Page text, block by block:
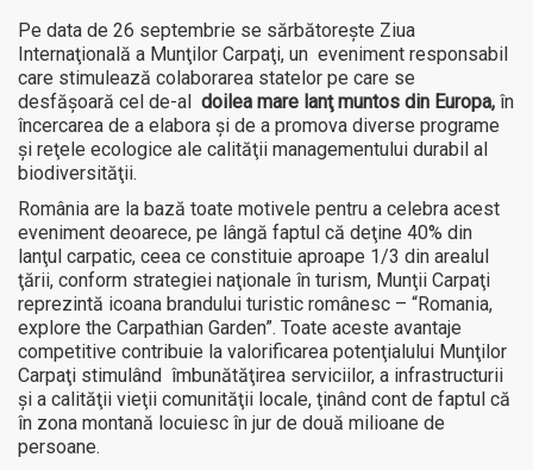
Pe data de 26 septembrie se sărbătoreşte Ziua
Internaţională a Munţilor Carpaţi, un eveniment responsabil
care stimulează colaborarea statelor pe care se
desfăşoară cel de-al doilea mare lanţ muntos din Europa, în
încercarea de a elabora şi de a promova diverse programe
şi reţele ecologice ale calităţii managementului durabil al
biodiversităţii.
România are la bază toate motivele pentru a celebra acest
eveniment deoarece, pe lângă faptul că deţine 40% din
lanţul carpatic, ceea ce constituie aproape 1/3 din arealul
ţării, conform strategiei naţionale în turism, Munţii Carpaţi
reprezintă icoana brandului turistic românesc – “Romania,
explore the Carpathian Garden”. Toate aceste avantaje
competitive contribuie la valorificarea potenţialului Munţilor
Carpaţi stimulând îmbunătăţirea serviciilor, a infrastructurii
şi a calităţii vieţii comunităţii locale, ţinând cont de faptul că
în zona montană locuiesc în jur de două milioane de
persoane.